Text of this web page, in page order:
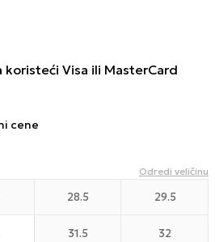
koristeći Visa ili MasterCard
cene
Odredi veličinu
28.5 29.5
31.5 32